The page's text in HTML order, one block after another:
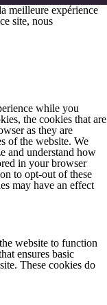
meilleure expérience
site, nous
while you
the cookies that are
as they are
of the website. We
and understand how
in your browser
to opt-out of these
may have an effect
website to function
ensures basic
These cookies do